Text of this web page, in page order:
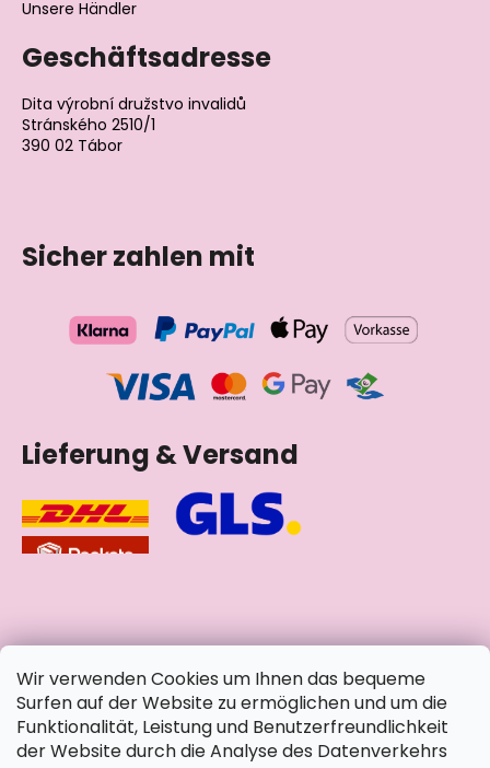
Wir verwenden Cookies um Ihnen das bequeme
Surfen auf der Website zu ermöglichen und um die
Funktionalität, Leistung und Benutzerfreundlichkeit
der Website durch die Analyse des Datenverkehrs
Unsere Händler
Geschäftsadresse
Dita výrobní družstvo invalidů
Stránského 2510/1
390 02 Tábor
Sicher zahlen mit
Lieferung & Versand
soziale Netzwerke